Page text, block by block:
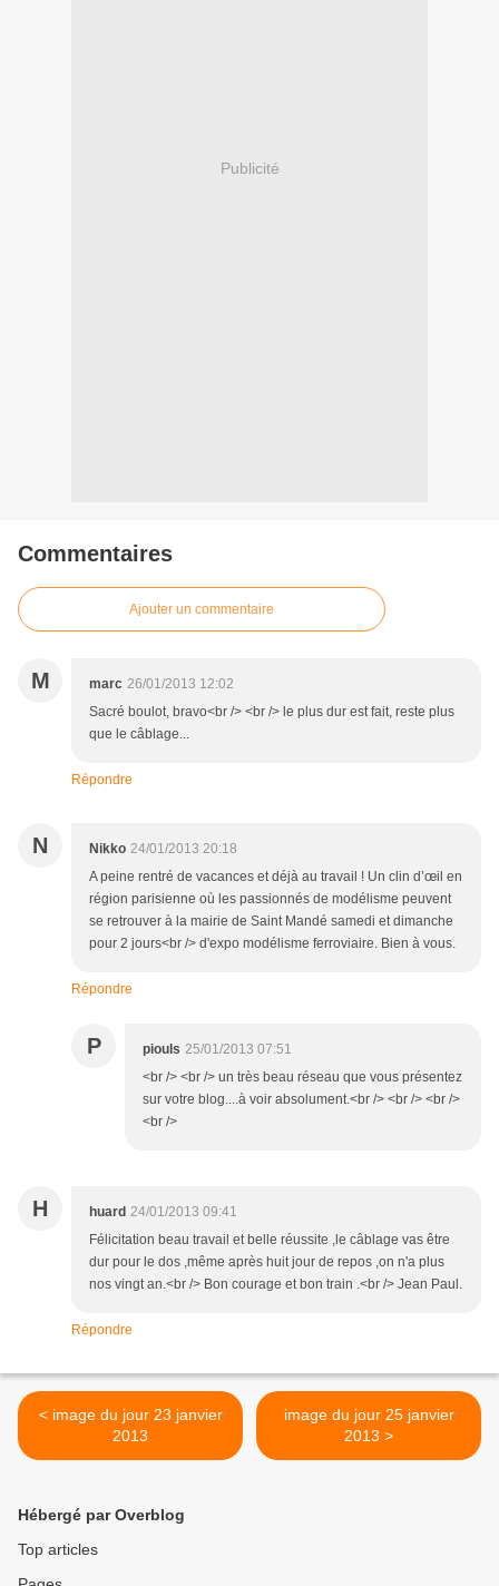
Publicité
Commentaires
Ajouter un commentaire
M marc 26/01/2013 12:02
Sacré boulot, bravo<br /> <br /> le plus dur est fait, reste plus
que le câblage...
Répondre
N Nikko 24/01/2013 20:18
A peine rentré de vacances et déjà au travail ! Un clin d’œil en
région parisienne où les passionnés de modélisme peuvent
se retrouver à la mairie de Saint Mandé samedi et dimanche
pour 2 jours<br /> d'expo modélisme ferroviaire. Bien à vous.
Répondre
P piouls 25/01/2013 07:51
<br /> <br /> un très beau réseau que vous présentez
sur votre blog....à voir absolument.<br /> <br /> <br />
<br />
H huard 24/01/2013 09:41
Félicitation beau travail et belle réussite ,le câblage vas être
dur pour le dos ,même après huit jour de repos ,on n'a plus
nos vingt an.<br /> Bon courage et bon train .<br /> Jean Paul.
Répondre
< image du jour 23 janvier
2013
image du jour 25 janvier
2013 >
Hébergé par Overblog
Top articles